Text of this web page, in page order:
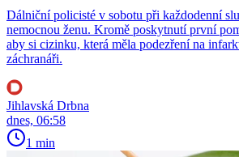
Dálniční policisté v sobotu při každodenní
nemocnou ženu. Kromě poskytnutí první
aby si cizinku, která měla podezření na
záchranáři.
Jihlavská Drbna
dnes, 06:58
1 min